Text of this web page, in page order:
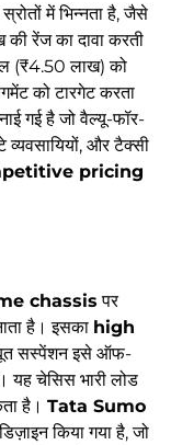
में भिन्नता है, जैसे
रेंज का दावा करती
(₹4.50 लाख) को
को टारगेट करता
गई है जो वैल्यू-फॉर-
व्यवसायियों, और टैक्सी
pricing
chassis पर
है। इसका high
सस्पेंशन इसे ऑफ-
यह चेसिस भारी लोड
है। Tata Sumo
किया गया है, जो